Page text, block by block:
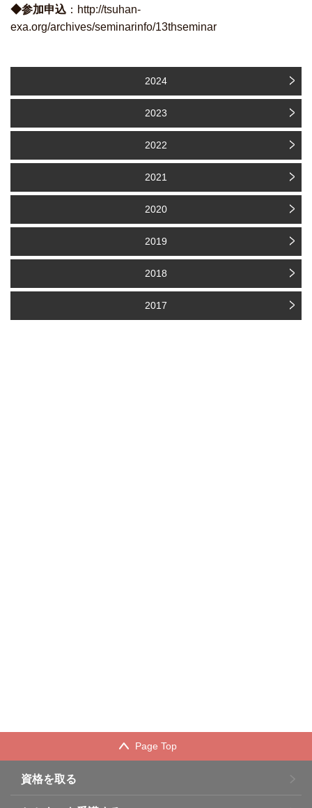
◆参加申込 ：http://tsuhan-
exa.org/archives/seminarinfo/13thseminar
2024
2023
2022
2021
2020
2019
2018
2017
Page Top
資格を取る